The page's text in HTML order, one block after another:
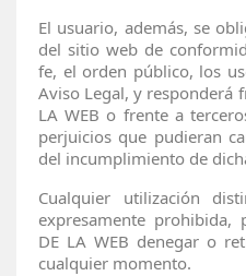
El usuario, además, se
del sitio web de
fe, el orden público, los
Aviso Legal, y responderá
LA WEB o frente a
perjuicios que pudieran
del incumplimiento de
Cualquier utilización
expresamente prohibida,
DE LA WEB denegar o
cualquier momento.